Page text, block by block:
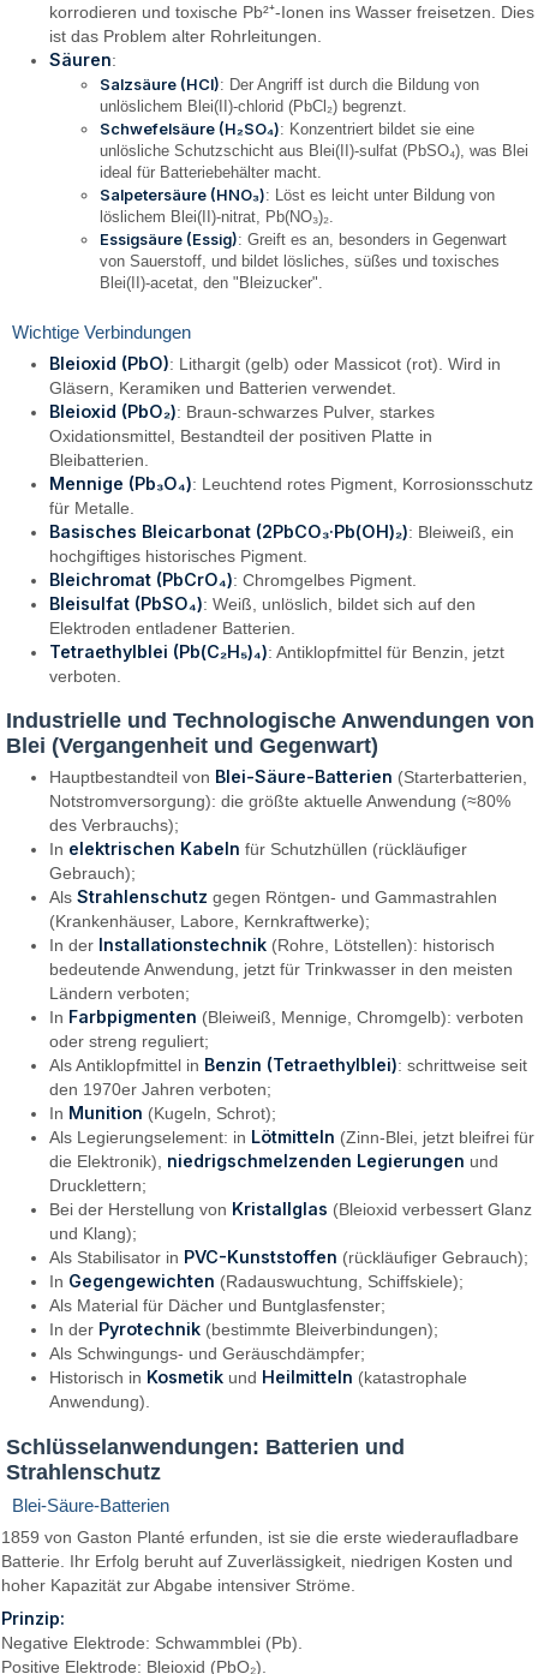
korrodieren und toxische Pb²⁺-Ionen ins Wasser freisetzen. Dies
ist das Problem alter Rohrleitungen.
Säuren:
Salzsäure (HCl): Der Angriff ist durch die Bildung von
unlöslichem Blei(II)-chlorid (PbCl₂) begrenzt.
Schwefelsäure (H₂SO₄): Konzentriert bildet sie eine
unlösliche Schutzschicht aus Blei(II)-sulfat (PbSO₄), was Blei
ideal für Batteriebehälter macht.
Salpetersäure (HNO₃): Löst es leicht unter Bildung von
löslichem Blei(II)-nitrat, Pb(NO₃)₂.
Essigsäure (Essig): Greift es an, besonders in Gegenwart
von Sauerstoff, und bildet lösliches, süßes und toxisches
Blei(II)-acetat, den "Bleizucker".
Wichtige Verbindungen
Bleioxid (PbO): Lithargit (gelb) oder Massicot (rot). Wird in
Gläsern, Keramiken und Batterien verwendet.
Bleioxid (PbO₂): Braun-schwarzes Pulver, starkes
Oxidationsmittel, Bestandteil der positiven Platte in
Bleibatterien.
Mennige (Pb₃O₄): Leuchtend rotes Pigment, Korrosionsschutz
für Metalle.
Basisches Bleicarbonat (2PbCO₃·Pb(OH)₂): Bleiweiß, ein
hochgiftiges historisches Pigment.
Bleichromat (PbCrO₄): Chromgelbes Pigment.
Bleisulfat (PbSO₄): Weiß, unlöslich, bildet sich auf den
Elektroden entladener Batterien.
Tetraethylblei (Pb(C₂H₅)₄): Antiklopfmittel für Benzin, jetzt
verboten.
Industrielle und Technologische Anwendungen von
Blei (Vergangenheit und Gegenwart)
Hauptbestandteil von Blei-Säure-Batterien (Starterbatterien,
Notstromversorgung): die größte aktuelle Anwendung (≈80%
des Verbrauchs);
In elektrischen Kabeln für Schutzhüllen (rückläufiger
Gebrauch);
AlsStrahlenschutz gegen Röntgen- und Gammastrahlen
(Krankenhäuser, Labore, Kernkraftwerke);
In der Installationstechnik (Rohre, Lötstellen): historisch
bedeutende Anwendung, jetzt für Trinkwasser in den meisten
Ländern verboten;
In Farbpigmenten (Bleiweiß, Mennige, Chromgelb): verboten
oder streng reguliert;
Als Antiklopfmittel in Benzin (Tetraethylblei): schrittweise seit
den 1970er Jahren verboten;
In Munition (Kugeln, Schrot);
Als Legierungselement: in Lötmitteln (Zinn-Blei, jetzt bleifrei für
die Elektronik), niedrigschmelzenden Legierungen und
Drucklettern;
Bei der Herstellung von Kristallglas (Bleioxid verbessert Glanz
und Klang);
Als Stabilisator in PVC-Kunststoffen (rückläufiger Gebrauch);
In Gegengewichten (Radauswuchtung, Schiffskiele);
Als Material für Dächer und Buntglasfenster;
In der Pyrotechnik (bestimmte Bleiverbindungen);
Als Schwingungs- und Geräuschdämpfer;
Historisch in Kosmetik und Heilmitteln (katastrophale
Anwendung).
Schlüsselanwendungen: Batterien und
Strahlenschutz
Blei-Säure-Batterien
1859 von Gaston Planté erfunden, ist sie die erste wiederaufladbare
Batterie. Ihr Erfolg beruht auf Zuverlässigkeit, niedrigen Kosten und
hoher Kapazität zur Abgabe intensiver Ströme.
Prinzip:
Negative Elektrode: Schwammblei (Pb).
Positive Elektrode: Bleioxid (PbO₂).